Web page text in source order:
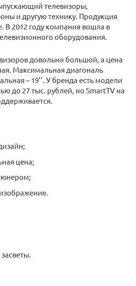
телевизоры,
и другую технику. Продукция
В 2012 году компания вошла в
оборудования.
довольно большой, а цена
Максимальная диагональ
– 19’’. У бренда есть модели
до 27 тыс. рублей, но SmartTV на
цена;